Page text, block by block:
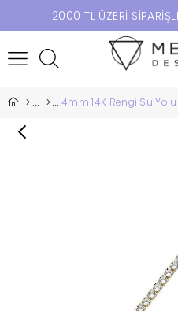
2000 TL ÜZERİ
4mm 14K Rengi Su